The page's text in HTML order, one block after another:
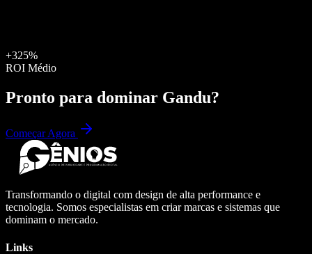
+325%
ROI Médio
Pronto para dominar Gandu?
Começar Agora
Transformando o digital com design de alta performance e
tecnologia. Somos especialistas em criar marcas e sistemas que
dominam o mercado.
Links